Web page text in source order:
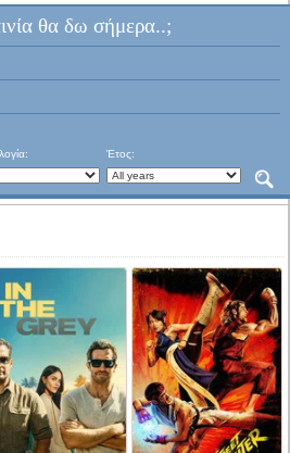
θα δω σήμερα..;
Έτος: